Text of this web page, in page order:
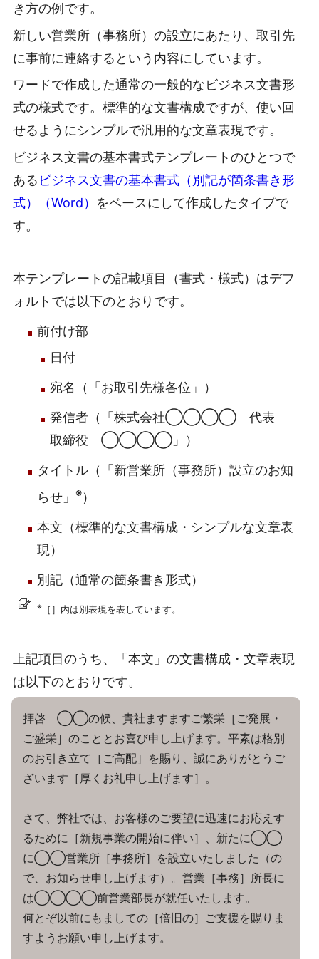
き方の例です。
新しい営業所（事務所）の設立にあたり、取引先
に事前に連絡するという内容にしています。
ワードで作成した通常の一般的なビジネス文書形
式の様式です。標準的な文書構成ですが、使い回
せるようにシンプルで汎用的な文章表現です。
ビジネス文書の基本書式テンプレートのひとつで
ある ビジネス文書の基本書式（別記が箇条書き形
式）（Word） をベースにして作成したタイプで
す。
本テンプレートの記載項目（書式・様式）はデフ
ォルトでは以下のとおりです。
前付け部
日付
宛名（「お取引先様各位」）
発信者（「株式会社◯◯◯◯ 代表
取締役 ◯◯◯◯」）
タイトル（「新営業所（事務所）設立のお知
らせ」 ※）
本文（標準的な文書構成・シンプルな文章表
現）
別記（通常の箇条書き形式）
※ ［］内は別表現を表しています。
上記項目のうち、「本文」の文書構成・文章表現
は以下のとおりです。
拝啓 ◯◯の候、貴社ますますご繁栄［ご発展・
ご盛栄］のこととお喜び申し上げます。平素は格別
のお引き立て［ご高配］を賜り、誠にありがとうご
ざいます［厚くお礼申し上げます］。
さて、弊社では、お客様のご要望に迅速にお応えす
るために［新規事業の開始に伴い］、新たに◯◯
に◯◯営業所［事務所］を設立いたしました（の
で、お知らせ申し上げます）。営業［事務］所長に
は◯◯◯◯前営業部長が就任いたします。
何とぞ以前にもましての［倍旧の］ご支援を賜りま
すようお願い申し上げます。